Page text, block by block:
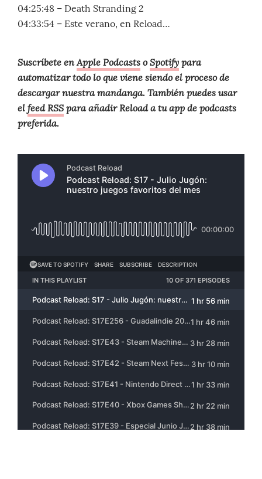
04:25:48 – Death Stranding 2
04:33:54 – Este verano, en Reload…
Suscríbete enApple PodcastsoSpotifypara
automatizar todo lo que viene siendo el proceso de
descargar nuestra mandanga. También puedes usar
elfeed RSSpara añadir Reload a tu app de podcasts
preferida.